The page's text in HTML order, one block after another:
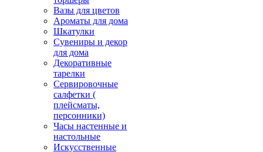
Вазы для цветов
Ароматы для дома
Шкатулки
Сувениры и декор
для дома
Декоративные
тарелки
Сервировочные
салфетки (
плейсматы,
персонники)
Часы настенные и
настольные
Искусственные